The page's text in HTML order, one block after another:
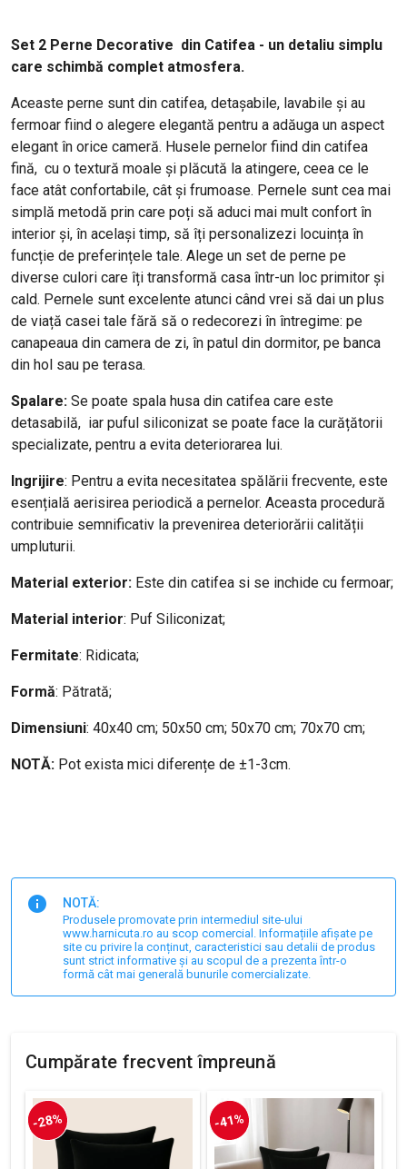
Set 2 Perne Decorative din Catifea - un detaliu simplu
care schimbă complet atmosfera.
Aceaste perne sunt din catifea, detașabile, lavabile și au
fermoar fiind o alegere elegantă pentru a adăuga un aspect
elegant în orice cameră. Husele pernelor fiind din catifea
fină, cu o textură moale și plăcută la atingere, ceea ce le
face atât confortabile, cât și frumoase. Pernele sunt cea mai
simplă metodă prin care poți să aduci mai mult confort în
interior și, în același timp, să îți personalizezi locuința în
funcție de preferințele tale. Alege un set de perne pe
diverse culori care îți transformă casa într-un loc primitor și
cald. Pernele sunt excelente atunci când vrei să dai un plus
de viață casei tale fără să o redecorezi în întregime: pe
canapeaua din camera de zi, în patul din dormitor, pe banca
din hol sau pe terasa.
Spalare: Se poate spala husa din catifea care este
detasabilă, iar puful siliconizat se poate face la curățătorii
specializate, pentru a evita deteriorarea lui.
Ingrijire: Pentru a evita necesitatea spălării frecvente, este
esențială aerisirea periodică a pernelor. Aceasta procedură
contribuie semnificativ la prevenirea deteriorării calității
umpluturii.
Material exterior: Este din catifea si se inchide cu fermoar;
Material interior: Puf Siliconizat;
Fermitate: Ridicata;
Formă: Pătrată;
Dimensiuni: 40x40 cm; 50x50 cm; 50x70 cm; 70x70 cm;
NOTĂ: Pot exista mici diferențe de ±1-3cm.
NOTĂ:
Produsele promovate prin intermediul site-ului
www.harnicuta.ro au scop comercial. Informațiile afișate pe
site cu privire la conținut, caracteristici sau detalii de produs
sunt strict informative și au scopul de a prezenta într-o
formă cât mai generală bunurile comercializate.
Cumpărate frecvent împreună
-28% -41%